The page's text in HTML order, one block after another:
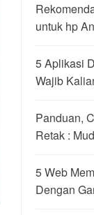
untuk hp
5 Aplikasi
Wajib
Panduan,
Retak :
5 Web
Dengan